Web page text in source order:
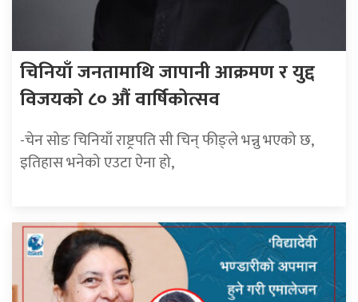
चिनियाँ जनतामाथि जापानी आक्रमण र युद्द
विजयको ८० औं वार्षिकोत्सव
-चेन सोङ चिनियाँ राष्ट्रपति सी चिन् फीङ्ले भन्नु भएको छ,
इतिहास भनेको एउटा ऐना हो,